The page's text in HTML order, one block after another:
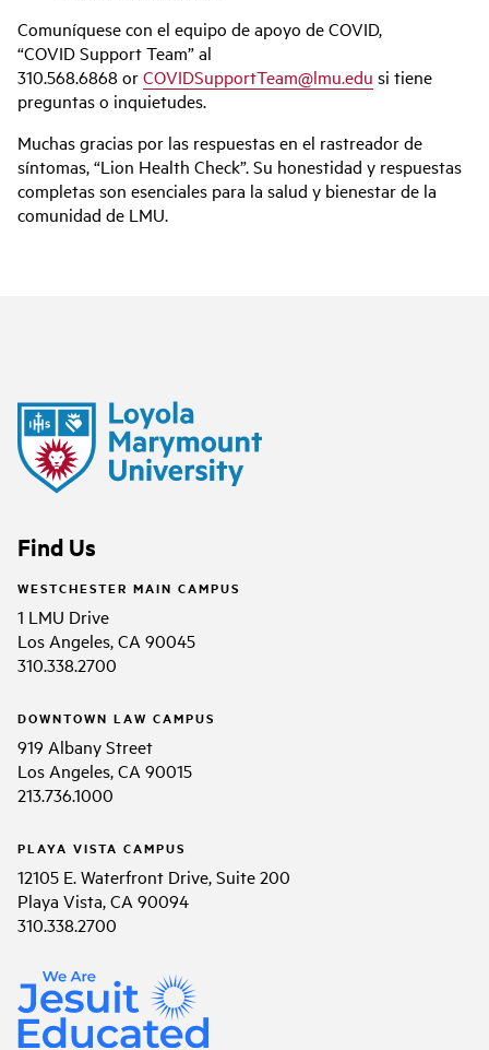
Comuníquese con el equipo de apoyo de COVID,
“COVID Support Team” al
310.568.6868 orCOVIDSupportTeam@lmu.edu si tiene
preguntas o inquietudes.
Muchas gracias por las respuestas en el rastreador de
síntomas, “Lion Health Check”. Su honestidad y respuestas
completas son esenciales para la salud y bienestar de la
comunidad de LMU.
Find Us
WESTCHESTER MAIN CAMPUS
1 LMU Drive
Los Angeles, CA 90045
310.338.2700
DOWNTOWN LAW CAMPUS
919 Albany Street
Los Angeles, CA 90015
213.736.1000
PLAYA VISTA CAMPUS
12105 E. Waterfront Drive, Suite 200
Playa Vista, CA 90094
310.338.2700